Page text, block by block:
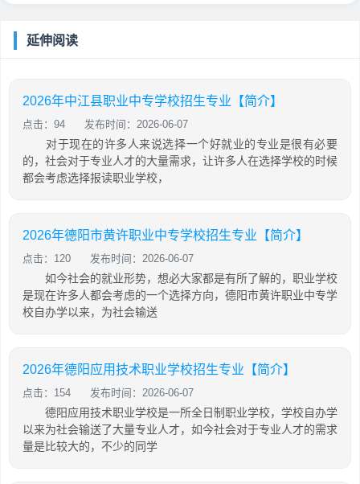
延伸阅读
2026年中江县职业中专学校招生专业【简介】
点击：94 发布时间：2026-06-07
对于现在的许多人来说选择一个好就业的专业是很有必要
的，社会对于专业人才的大量需求，让许多人在选择学校的时候
都会考虑选择报读职业学校，
2026年德阳市黄许职业中专学校招生专业【简介】
点击：120 发布时间：2026-06-07
如今社会的就业形势，想必大家都是有所了解的，职业学校
是现在许多人都会考虑的一个选择方向，德阳市黄许职业中专学
校自办学以来，为社会输送
2026年德阳应用技术职业学校招生专业【简介】
点击：154 发布时间：2026-06-07
德阳应用技术职业学校是一所全日制职业学校，学校自办学
以来为社会输送了大量专业人才，如今社会对于专业人才的需求
量是比较大的，不少的同学